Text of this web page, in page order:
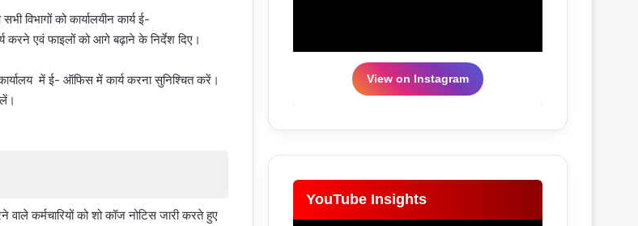
को कार्यालयीन कार्य ई-
एवं फाइलों को आगे बढ़ाने के निर्देश दिए।
में ई- ऑफिस में कार्य करना सुनिश्चित करें।
वाले कर्मचारियों को शो कॉज नोटिस जारी करते हुए
View on Instagram
YouTube Insights